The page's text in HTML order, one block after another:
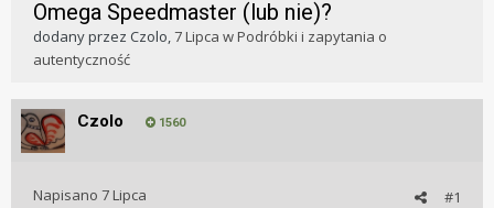
Omega Speedmaster (lub nie)?
dodany przez Czolo,7 Lipca wPodróbki i zapytania o
autentyczność
Czolo 1560
#1
Napisano 7 Lipca